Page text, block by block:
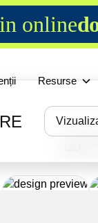
online
Resurse